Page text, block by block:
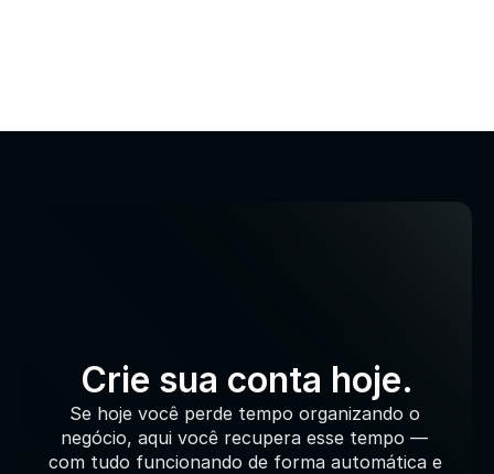
Crie sua conta hoje.
Se hoje você perde tempo organizando o
negócio, aqui você recupera esse tempo —
com tudo funcionando de forma automática e